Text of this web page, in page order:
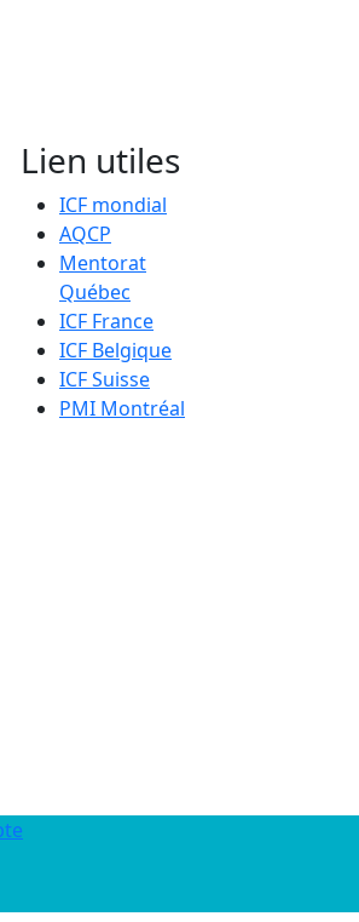
Lien utiles
ICF mondial
AQCP
Mentorat
Québec
ICF France
ICF Belgique
ICF Suisse
PMI Montréal